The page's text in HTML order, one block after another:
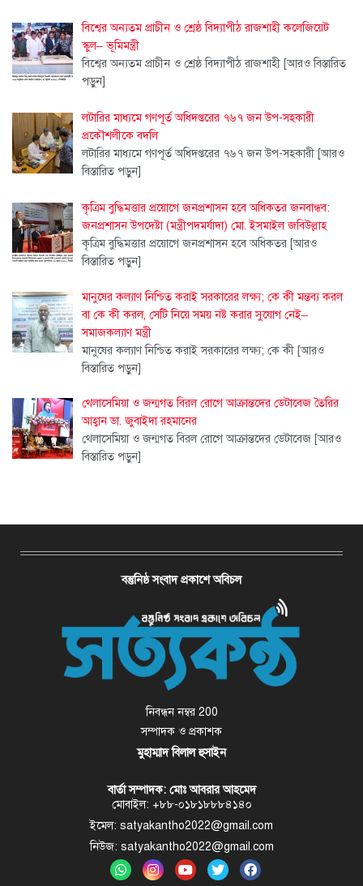
বিশ্বের অন্যতম প্রাচীন ও শ্রেষ্ঠ বিদ্যাপীঠ রাজশাহী কলেজিয়েট
স্কুল– ভূমিমন্ত্রী
বিশ্বের অন্যতম প্রাচীন ও শ্রেষ্ঠ বিদ্যাপীঠ রাজশাহী [আরও বিস্তারিত
পড়ুন]
লটারির মাধ্যমে গণপূর্ত অধিদপ্তরের ৭৬৭ জন উপ-সহকারী
প্রকৌশলীকে বদলি
লটারির মাধ্যমে গণপূর্ত অধিদপ্তরের ৭৬৭ জন উপ-সহকারী [আরও
বিস্তারিত পড়ুন]
কৃত্রিম বুদ্ধিমত্তার প্রয়োগে জনপ্রশাসন হবে অধিকতর জনবান্ধব:
জনপ্রশাসন উপদেষ্টা (মন্ত্রীপদমর্যাদা) মো. ইসমাইল জবিউল্লাহ
কৃত্রিম বুদ্ধিমত্তার প্রয়োগে জনপ্রশাসন হবে অধিকতর [আরও
বিস্তারিত পড়ুন]
মানুষের কল্যাণ নিশ্চিত করাই সরকারের লক্ষ্য; কে কী মন্তব্য করল
বা কে কী করল, সেটি নিয়ে সময় নষ্ট করার সুযোগ নেই–
সমাজকল্যাণ মন্ত্রী
মানুষের কল্যাণ নিশ্চিত করাই সরকারের লক্ষ্য; কে কী [আরও
বিস্তারিত পড়ুন]
থেলাসেমিয়া ও জন্মগত বিরল রোগে আক্রান্তদের ডেটাবেজ তৈরির
আহ্বান ডা. জুবাইদা রহমানের
থেলাসেমিয়া ও জন্মগত বিরল রোগে আক্রান্তদের ডেটাবেজ [আরও
বিস্তারিত পড়ুন]
বস্তুনিষ্ঠ সংবাদ প্রকাশে অবিচল
নিবন্ধন নম্বর 200
সম্পাদক ও প্রকাশক
মুহাম্মাদ বিলাল হুসাইন
বার্তা সম্পাদক: মোঃ আবরার আহমেদ
মোবাইল: +৮৮-০১৮১৮৮৮৪১৪০
ইমেল: satyakantho2022@gmail.com
নিউজ: satyakantho2022@gmail.com